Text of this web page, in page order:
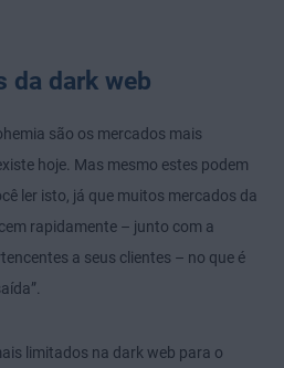
da dark web
são os mercados mais
hoje. Mas mesmo estes podem
ler isto, já que muitos mercados da
rapidamente – junto com a
a seus clientes – no que é
limitados na dark web para o